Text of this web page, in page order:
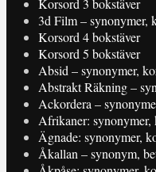
Korsord 3 bokstäver
3d Film – synonymer,
Korsord 4 bokstäver
Korsord 5 bokstäver
Absid – synonymer,
Abstrakt Räkning –
Ackordera –
Afrikaner:
Ägnade: synonymer,
Åkallan – synonym,